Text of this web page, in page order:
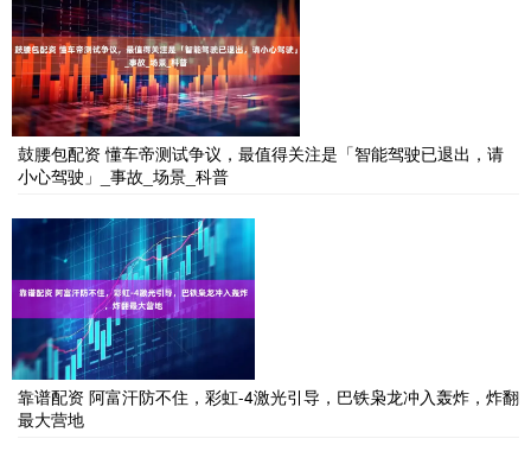
鼓腰包配资 懂车帝测试争议，最值得关注是「智能驾驶已退出，请
小心驾驶」_事故_场景_科普
靠谱配资 阿富汗防不住，彩虹-4激光引导，巴铁枭龙冲入轰炸，炸翻
最大营地